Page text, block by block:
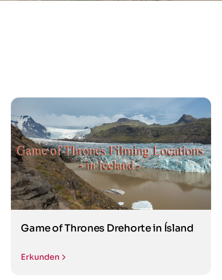
Game of Thrones Drehorte in Ísland
Erkunden